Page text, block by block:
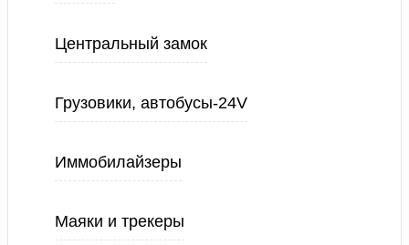
Центральный замок
Грузовики, автобусы-24V
Иммобилайзеры
Маяки и трекеры